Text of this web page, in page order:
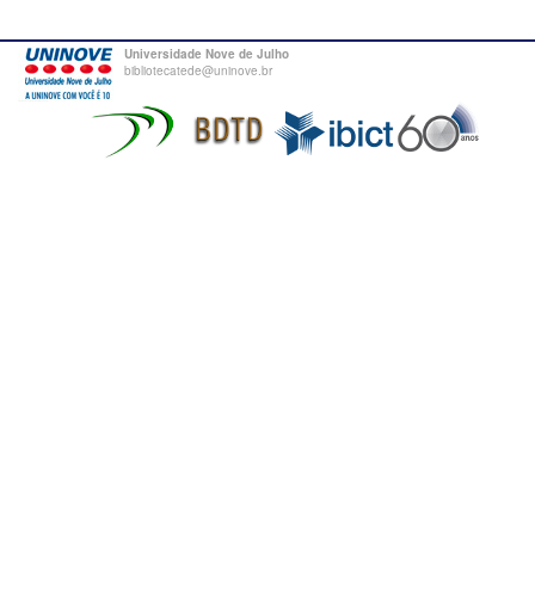
Universidade Nove de Julho
bibliotecatede@uninove.br